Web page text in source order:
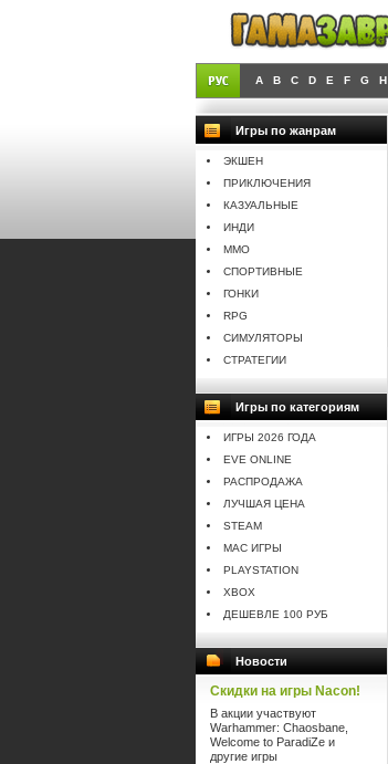
A B C D E F G H
Игры по жанрам
ЭКШЕН
ПРИКЛЮЧЕНИЯ
КАЗУАЛЬНЫЕ
ИНДИ
MMO
СПОРТИВНЫЕ
ГОНКИ
RPG
СИМУЛЯТОРЫ
СТРАТЕГИИ
Игры по категориям
ИГРЫ 2026 ГОДА
EVE ONLINE
РАСПРОДАЖА
ЛУЧШАЯ ЦЕНА
STEAM
MAC ИГРЫ
PLAYSTATION
XBOX
ДЕШЕВЛЕ 100 РУБ
Новости
Скидки на игры Nacon!
В акции участвуют
Warhammer: Chaosbane,
Welcome to ParadiZe и
другие игры